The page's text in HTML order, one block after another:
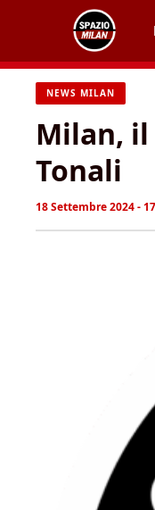
contenuto
NEWS MILAN
Milan, il
Tonali
18 Settembre 2024 -